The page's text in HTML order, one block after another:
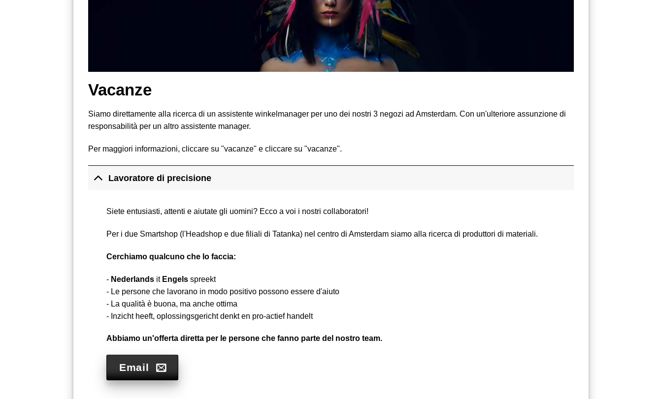
Vacanze
Siamo direttamente alla ricerca di un assistente winkelmanager per uno dei nostri 3 negozi ad Amsterdam. Con un'ulteriore assunzione di
responsabilità per un altro assistente manager.
Per maggiori informazioni, cliccare su "vacanze" e cliccare su "vacanze".
Lavoratore di precisione
Siete entusiasti, attenti e aiutate gli uomini? Ecco a voi i nostri collaboratori!
Per i due Smartshop (l'Headshop e due filiali di Tatanka) nel centro di Amsterdam siamo alla ricerca di produttori di materiali.
Cerchiamo qualcuno che lo faccia:
- Nederlands it Engels spreekt
- Le persone che lavorano in modo positivo possono essere d'aiuto
- La qualità è buona, ma anche ottima
- Inzicht heeft, oplossingsgericht denkt en pro-actief handelt
Abbiamo un'offerta diretta per le persone che fanno parte del nostro team.
Email